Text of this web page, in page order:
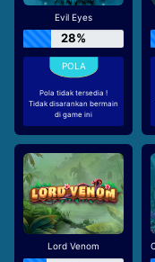
Evil Eyes
28%
Pola tidak tersedia !
Tidak disarankan bermain
di game ini
Lord Venom